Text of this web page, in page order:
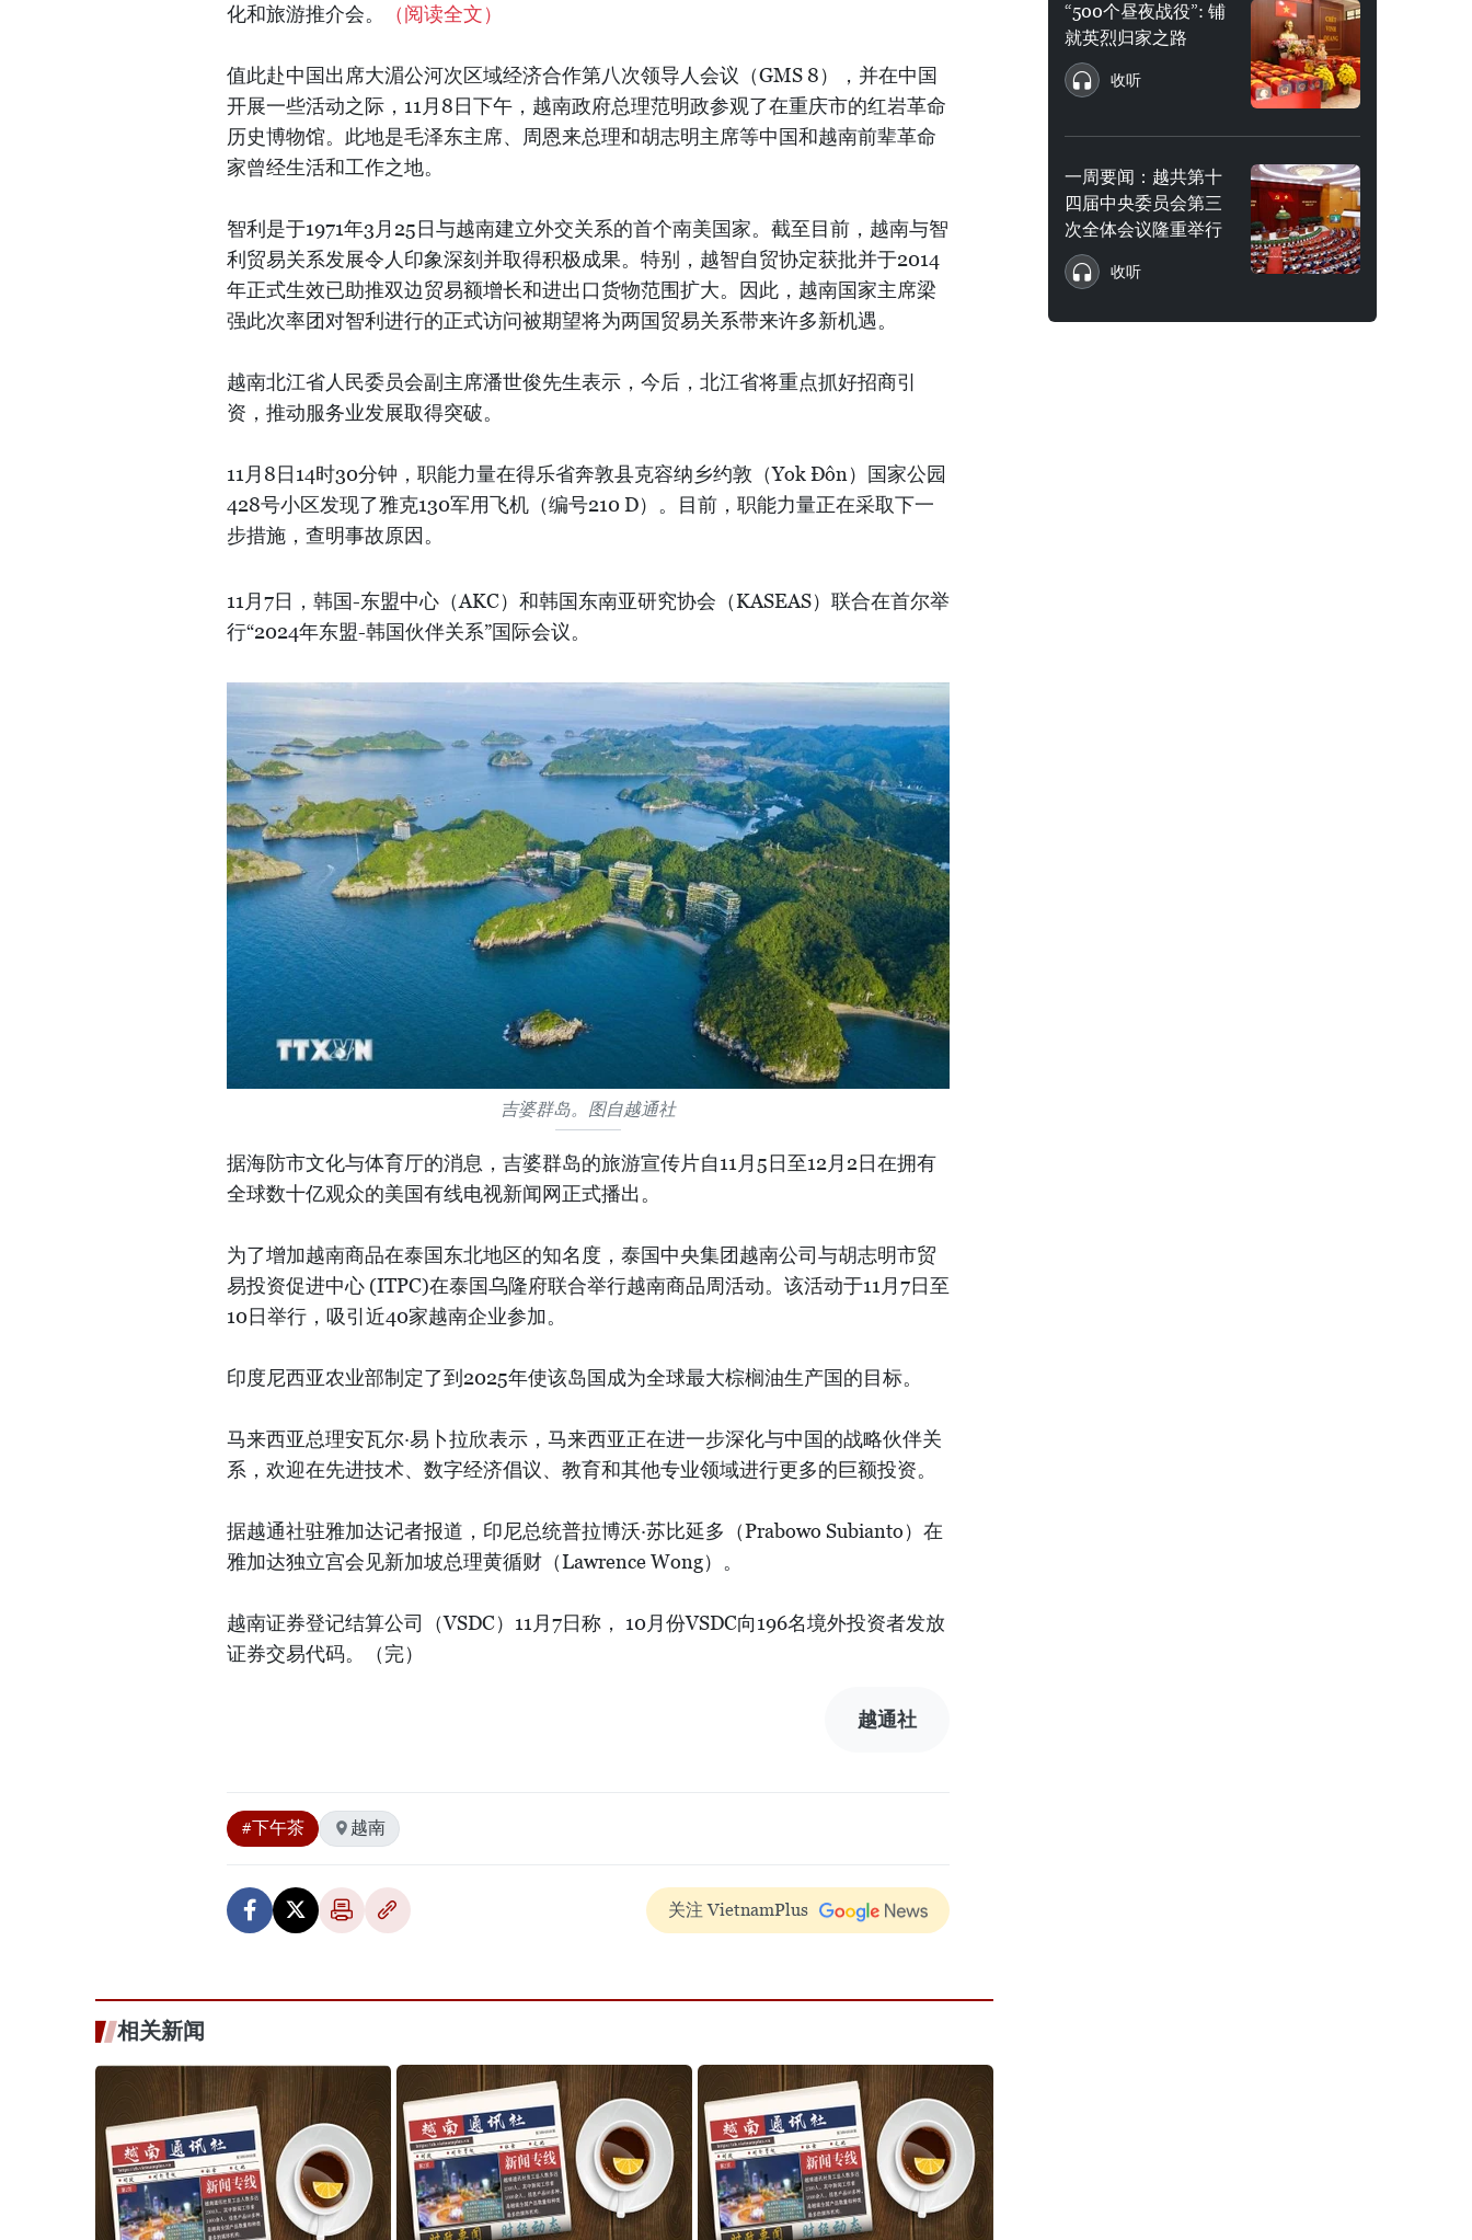
化和旅游推介会。
（阅读全文）
值此赴中国出席大湄公河次区域经济合作第八次领导人会议（GMS 8），并在中国
开展一些活动之际，11月8日下午，越南政府总理范明政参观了在重庆市的红岩革命
历史博物馆。此地是毛泽东主席、周恩来总理和胡志明主席等中国和越南前辈革命
家曾经生活和工作之地。
智利是于1971年3月25日与越南建立外交关系的首个南美国家。截至目前，越南与智
利贸易关系发展令人印象深刻并取得积极成果。特别，越智自贸协定获批并于2014
年正式生效已助推双边贸易额增长和进出口货物范围扩大。因此，越南国家主席梁
强此次率团对智利进行的正式访问被期望将为两国贸易关系带来许多新机遇。
越南北江省人民委员会副主席潘世俊先生表示，今后，北江省将重点抓好招商引
资，推动服务业发展取得突破。
11月8日14时30分钟，职能力量在得乐省奔敦县克容纳乡约敦（Yok Đôn）国家公园
428号小区发现了雅克130军用飞机（编号210 D）。目前，职能力量正在采取下一
步措施，查明事故原因。
11月7日，韩国-东盟中心（AKC）和韩国东南亚研究协会（KASEAS）联合在首尔举
行“2024年东盟-韩国伙伴关系”国际会议。
吉婆群岛。图自越通社
据海防市文化与体育厅的消息，吉婆群岛的旅游宣传片自11月5日至12月2日在拥有
全球数十亿观众的美国有线电视新闻网正式播出。
为了增加越南商品在泰国东北地区的知名度，泰国中央集团越南公司与胡志明市贸
易投资促进中心 (ITPC)在泰国乌隆府联合举行越南商品周活动。该活动于11月7日至
10日举行，吸引近40家越南企业参加。
印度尼西亚农业部制定了到2025年使该岛国成为全球最大棕榈油生产国的目标。
马来西亚总理安瓦尔·易卜拉欣表示，马来西亚正在进一步深化与中国的战略伙伴关
系，欢迎在先进技术、数字经济倡议、教育和其他专业领域进行更多的巨额投资。
据越通社驻雅加达记者报道，印尼总统普拉博沃·苏比延多（Prabowo Subianto）在
雅加达独立宫会见新加坡总理黄循财（Lawrence Wong）。
越南证券登记结算公司（VSDC）11月7日称， 10月份VSDC向196名境外投资者发放
证券交易代码。（完）
越通社
#下午茶 越南
关注 VietnamPlus
相关新闻
“500个昼夜战役”: 铺
就英烈归家之路
收听
一周要闻：越共第十
四届中央委员会第三
次全体会议隆重举行
收听